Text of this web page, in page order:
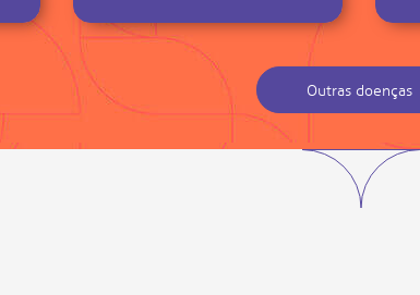
Outras doenças